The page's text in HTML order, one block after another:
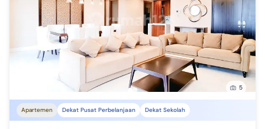
5
Apartemen Dekat Pusat Perbelanjaan Dekat Sekolah